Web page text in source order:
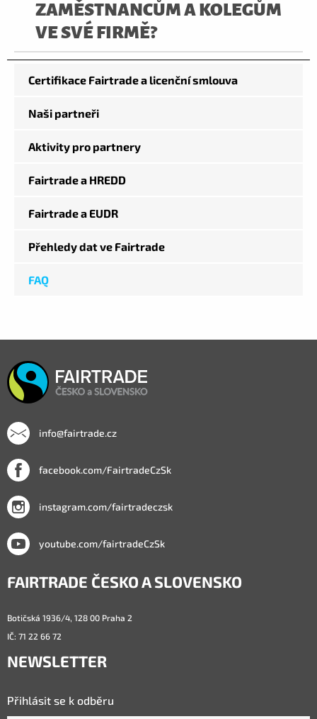
Certifikace Fairtrade a licenční smlouva
Naši partneři
Aktivity pro partnery
Fairtrade a HREDD
Fairtrade a EUDR
Přehledy dat ve Fairtrade
FAQ
ZAMĚSTNANCŮM A KOLEGŮM
VE SVÉ FIRMĚ?
info@fairtrade.cz
facebook.com/FairtradeCzSk
instagram.com/fairtradeczsk
youtube.com/fairtradeCzSk
FAIRTRADE ČESKO A SLOVENSKO
Botičská 1936/4, 128 00 Praha 2
IČ: 71 22 66 72
NEWSLETTER
Přihlásit se k odběru